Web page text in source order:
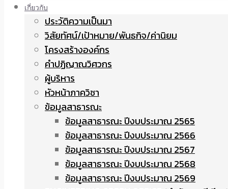
เกี่ยวกับ
ประวัติความเป็นมา
วิสัยทัศน์/เป้าหมาย/พันธกิจ/ค่านิยม
โครงสร้างองค์กร
คำปฏิญาณวิศวกร
ผู้บริหาร
หัวหน้าภาควิชา
ข้อมูลสาธารณะ
ข้อมูลสาธารณะ ปีงบประมาณ 2565
ข้อมูลสาธารณะ ปีงบประมาณ 2566
ข้อมูลสาธารณะ ปีงบประมาณ 2567
ข้อมูลสาธารณะ ปีงบประมาณ 2568
ข้อมูลสาธารณะ ปีงบประมาณ 2569